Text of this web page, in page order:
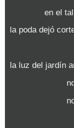
en el tallo
la poda dejó
la luz del jardín
no
no